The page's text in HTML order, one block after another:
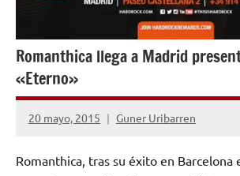
Romanthica llega a Madrid
«Eterno»
20 mayo, 2015 Guner Uribarren
No
comentarios
Romanthica, tras su éxito en Barcelona